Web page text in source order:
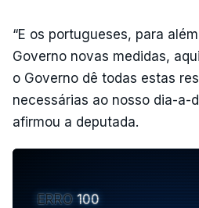
“E os portugueses, para
Governo novas medidas,
o Governo dê todas estas
necessárias ao nosso dia-a-
afirmou a deputada.
ERRO 100